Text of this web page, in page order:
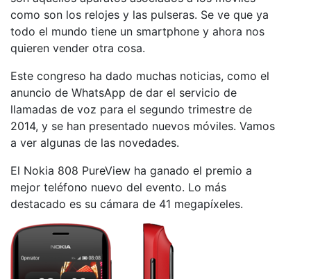
como son los relojes y las pulseras. Se ve que ya
todo el mundo tiene un smartphone y ahora nos
quieren vender otra cosa.
Este congreso ha dado muchas noticias, como el
anuncio de WhatsApp de dar el servicio de
llamadas de voz para el segundo trimestre de
2014, y se han presentado nuevos móviles. Vamos
a ver algunas de las novedades.
El Nokia 808 PureView ha ganado el premio a
mejor teléfono nuevo del evento. Lo más
destacado es su cámara de 41 megapíxeles.